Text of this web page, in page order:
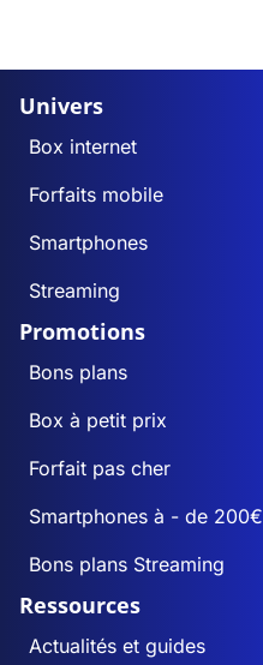
Univers
Box internet
Forfaits mobile
Smartphones
Streaming
Promotions
Bons plans
Box à petit prix
Forfait pas cher
Smartphones à - de 200€
Bons plans Streaming
Ressources
Actualités et guides